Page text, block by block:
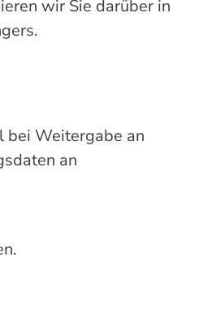
wir Sie darüber in
bei Weitergabe an
an